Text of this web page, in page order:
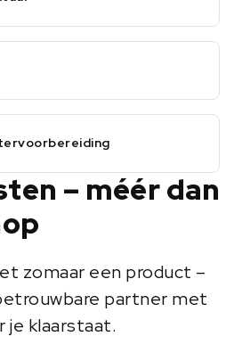
– méér dan
zomaar een product –
partner met
je klaarstaat.